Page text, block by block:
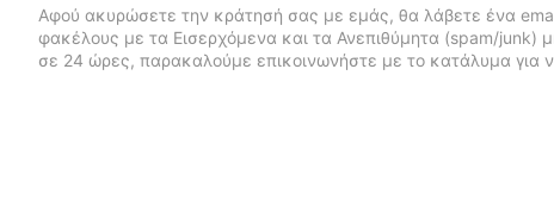
Αφού ακυρώσετε την κράτησή σας με εμάς, θα λάβετε ένα
φακέλους με τα Εισερχόμενα και τα Ανεπιθύμητα (spam/junk)
σε 24 ώρες, παρακαλούμε επικοινωνήστε με το κατάλυμα για